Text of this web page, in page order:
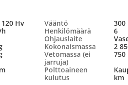
Hv Vääntö
300
Henkilömäärä
6
Ohjauslaite
Kokonaismassa
2
Vetomassa (ei
jarruja)
750
Polttoaineen
kulutus
km